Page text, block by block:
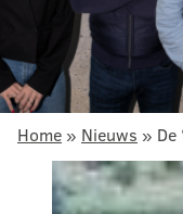
Home » Nieuws » De